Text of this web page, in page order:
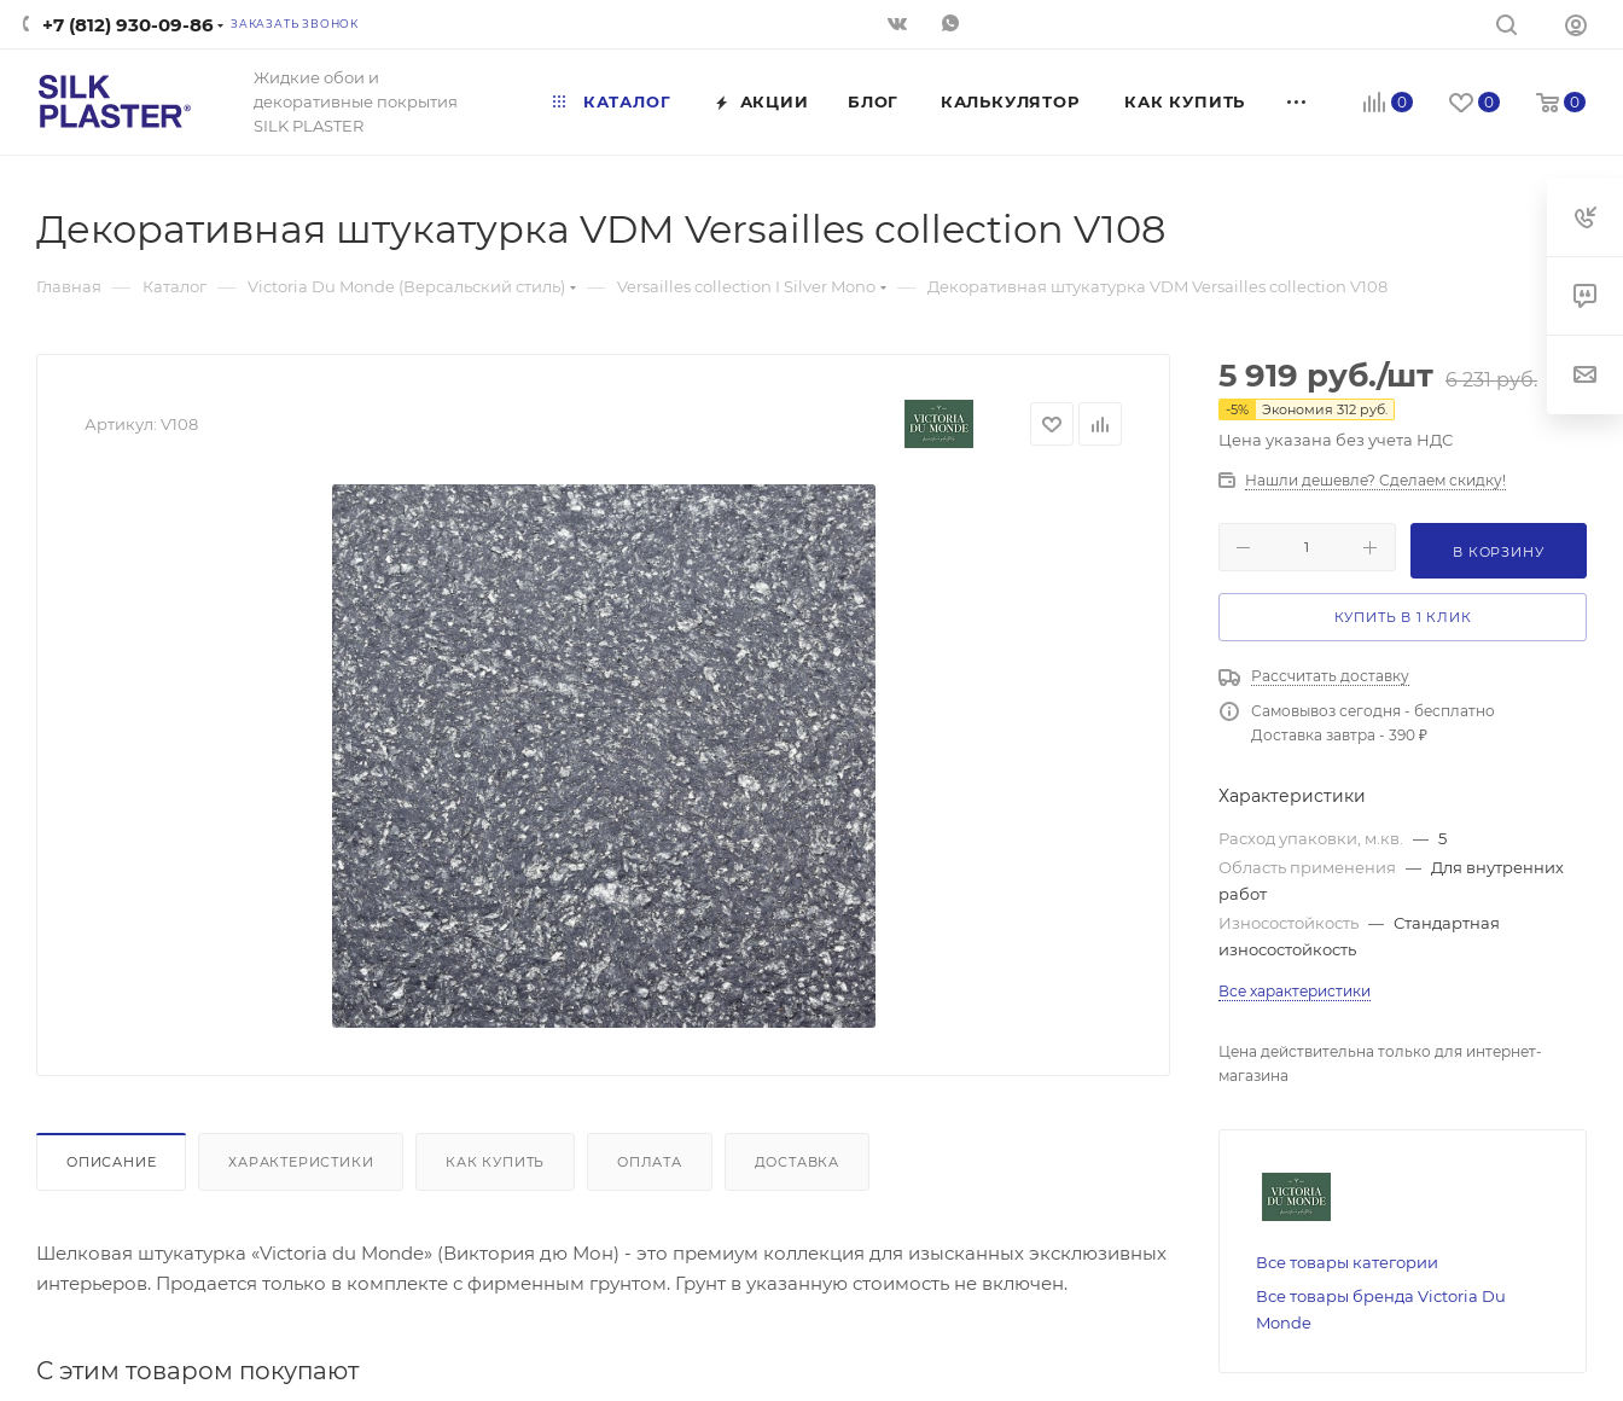
+7 (812) 930-09-86 ЗАКАЗАТЬ ЗВОНОК
0 0 0
Жидкие обои и
декоративные покрытия
SILK PLASTER
КАТАЛОГ АКЦИИ БЛОГ КАЛЬКУЛЯТОР КАК КУПИТЬ
Декоративная штукатурка VDM Versailles collection V108
Главная — Каталог — Victoria Du Monde (Версальский стиль) — Versailles collection I Silver Mono — Декоративная штукатурка VDM Versailles collection V108
Артикул: V108
ОПИСАНИЕ ХАРАКТЕРИСТИКИ КАК КУПИТЬ ОПЛАТА ДОСТАВКА
Шелковая штукатурка «Victoria du Monde» (Виктория дю Мон) - это премиум коллекция для изысканных эксклюзивных
интерьеров. Продается только в комплекте с фирменным грунтом. Грунт в указанную стоимость не включен.
С этим товаром покупают
5 919 руб./шт 6 231руб.
-5% Экономия 312 руб.
Цена указана без учета НДС
Нашли дешевле? Сделаем скидку!
В КОРЗИНУ
КУПИТЬ В 1 КЛИК
Рассчитать доставку
Самовывоз сегодня - бесплатно
Доставка завтра - 390 ₽
Характеристики
Расход упаковки, м.кв. — 5
Область применения — Для внутренних
работ
Износостойкость — Стандартная
износостойкость
Все характеристики
Цена действительна только для интернет-
магазина
Все товары категории
Все товары бренда Victoria Du
Monde